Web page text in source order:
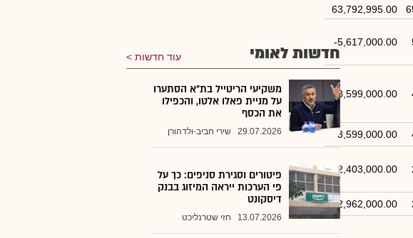
63,792,995.00
-5,617,000.00
3,599,000.00
3,599,000.00
2,403,000.00
2,962,000.00
חדשות לאומי עוד חדשות
משקיעי הריטייל בת״א הסתערו
על מניית פאלו אלטו, והכפילו
את הכסף
29.07.2026 שירי חביב-ולדהורן
פיטורים וסגירת סניפים: כך על
פי הערכות ייראה המיזוג בבנק
דיסקונט
13.07.2026 חזי שטרנליכט